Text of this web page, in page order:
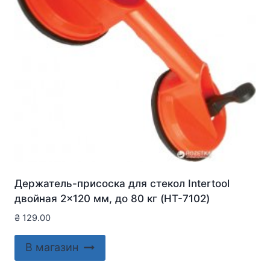
Держатель-присоска для стекол Intertool
двойная 2×120 мм, до 80 кг (HT-7102)
₴ 129.00
В магазин